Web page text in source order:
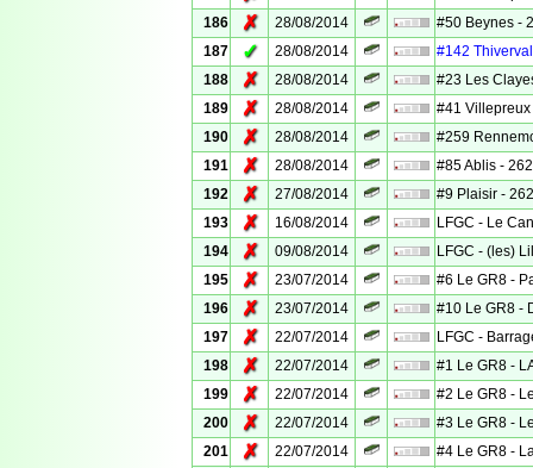
186
✗ 28/08/2014
#50 Beynes -
187
✓ 28/08/2014
#142
188
✗ 28/08/2014
#23 Les
189
✗ 28/08/2014
#41
190
✗ 28/08/2014
#259
191
✗ 28/08/2014
#85 Ablis -
192
✗ 27/08/2014
#9 Plaisir -
193
✗ 16/08/2014
LFGC - Le
194
✗ 09/08/2014
LFGC - (les)
195
✗ 23/07/2014
#6 Le GR8 -
196
✗ 23/07/2014
#10 Le GR8 -
197
✗ 22/07/2014
LFGC -
198
✗ 22/07/2014
#1 Le GR8 -
199
✗ 22/07/2014
#2 Le GR8 -
200
✗ 22/07/2014
#3 Le GR8 -
201
✗ 22/07/2014
#4 Le GR8 -